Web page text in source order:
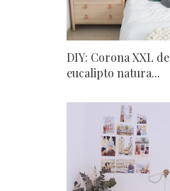
DIY: Corona XXL de
eucalipto natura...